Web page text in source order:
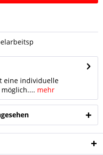
eine individuelle
mehr